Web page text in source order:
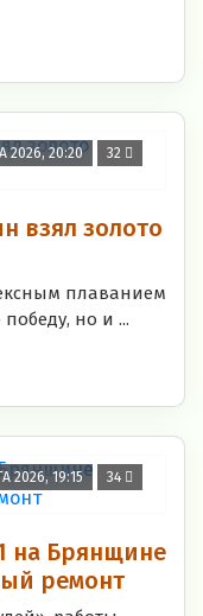
2026, 20:20 32
взял золото
плаванием
но и ...
2026, 19:15 34
на Брянщине
ремонт